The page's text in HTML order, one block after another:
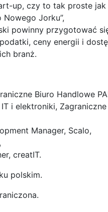
up, czy to tak proste jak
Nowego Jorku”,
powinny przygotować
ceny energii i
branż.
Biuro Handlowe
i elektroniki,
Manager, Scalo,
creatIT.
polskim.